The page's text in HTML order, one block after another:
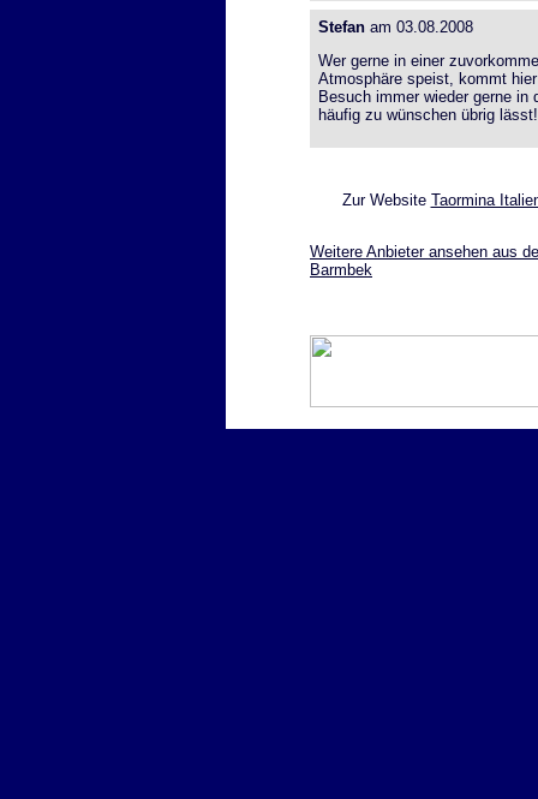
Stefanam 03.08.2008
Wer gerne in einer
Atmosphäre speist, kommt
Besuch immer wieder gerne in
häufig zu wünschen übrig lässt!
Zur Website Taormina
Weitere Anbieter ansehen aus
Barmbek